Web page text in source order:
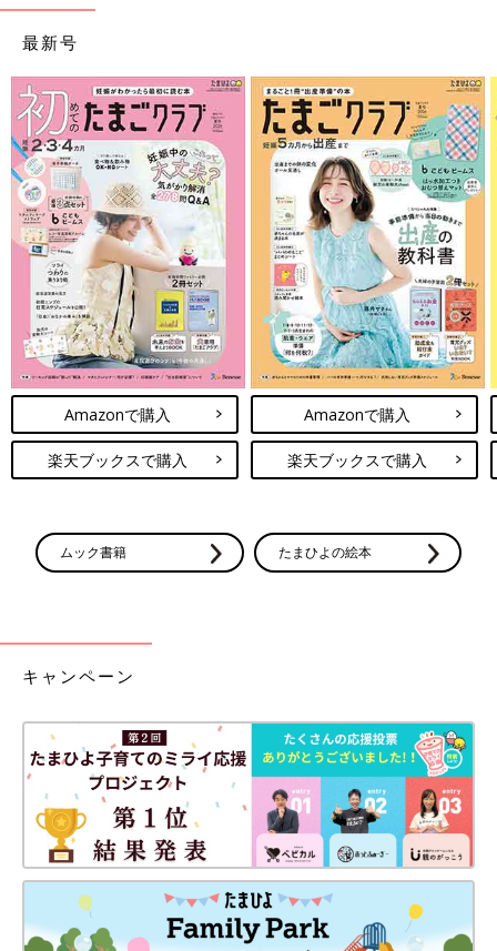
最新号
Amazonで購入
楽天ブックスで購入
Amazonで購入
楽天ブックスで購入
ムック書籍 たまひよの絵本
キャンペーン